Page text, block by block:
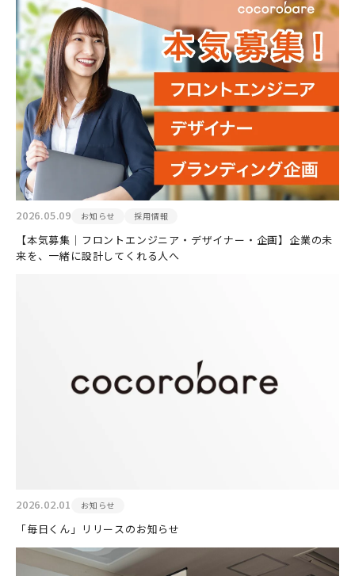
2026.05.09 お知らせ 採用情報
【本気募集｜フロントエンジニア・デザイナー・企画】企業の未
来を、一緒に設計してくれる人へ
2026.02.01 お知らせ
「毎日くん」リリースのお知らせ